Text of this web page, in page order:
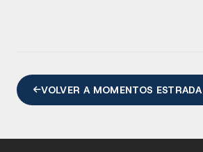
VOLVER A MOMENTOS ESTRADA